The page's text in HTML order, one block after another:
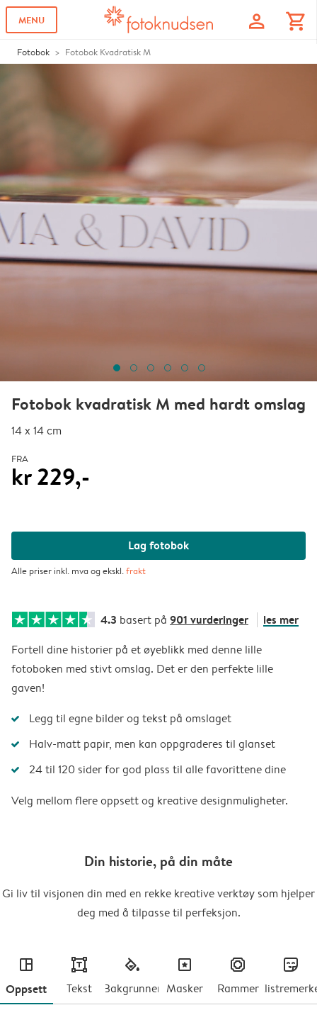
MENU profile shopping_cart
Fotobok Fotobok Kvadratisk M
Fotobok kvadratisk M med hardt omslag
14 x 14 cm
FRA
kr 229,-
Lag fotobok
Alle priser inkl. mva og ekskl.frakt
4.3 basert på 901 vurderinger les mer
Fortell dine historier på et øyeblikk med denne lille
fotoboken med stivt omslag. Det er den perfekte lille
gaven!
Legg til egne bilder og tekst på omslaget
Halv-matt papir, men kan oppgraderes til glanset
24 til 120 sider for god plass til alle favorittene dine
Velg mellom flere oppsett og kreative designmuligheter.
Din historie, på din måte
Gi liv til visjonen din med en rekke kreative verktøy som hjelper
deg med å tilpasse til perfeksjon.
layout
Oppsett
text
Tekst
fill
Bakgrunner
masks
Masker
frames
Rammer
stickers